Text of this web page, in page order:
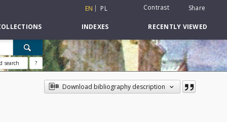
EN PL Contrast Share
INDEXES RECENTLY VIEWED
search ?
Download bibliography description